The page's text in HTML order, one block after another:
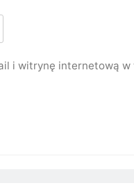
i witrynę internetową